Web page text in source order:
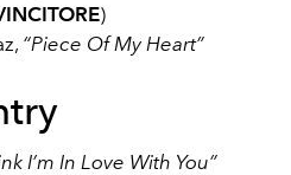
)
“Piece Of My Heart”
I’m In Love With You”